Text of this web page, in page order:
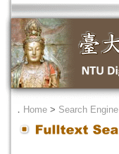
． Home > Search Engine